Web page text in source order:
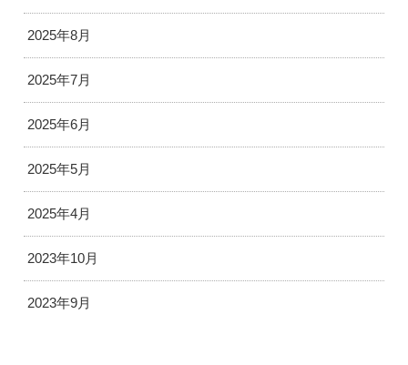
2025年8月
2025年7月
2025年6月
2025年5月
2025年4月
2023年10月
2023年9月